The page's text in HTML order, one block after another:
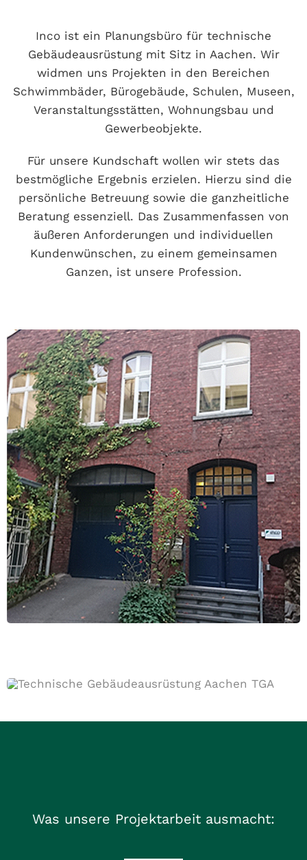
Inco ist ein Planungsbüro für technische
Gebäudeausrüstung mit Sitz in Aachen. Wir
widmen uns Projekten in den Bereichen
Schwimmbäder, Bürogebäude, Schulen, Museen,
Veranstaltungsstätten, Wohnungsbau und
Gewerbeobjekte.
Für unsere Kundschaft wollen wir stets das
bestmögliche Ergebnis erzielen. Hierzu sind die
persönliche Betreuung sowie die ganzheitliche
Beratung essenziell. Das Zusammenfassen von
äußeren Anforderungen und individuellen
Kundenwünschen, zu einem gemeinsamen
Ganzen, ist unsere Profession.
Was unsere Projektarbeit ausmacht: